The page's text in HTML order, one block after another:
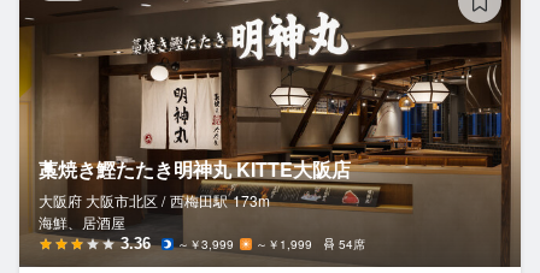
藁焼き鰹たたき明神丸 KITTE大阪店
大阪府 大阪市北区 / 西梅田駅 173m
海鮮、居酒屋
3.36 ～￥3,999 ～￥1,999 54席